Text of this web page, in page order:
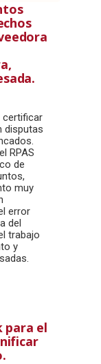
certificar
disputas
RPAS
de
muy
error
del
trabajo
y
para el